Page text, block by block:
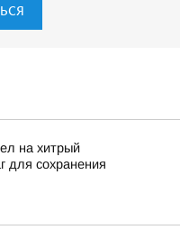
на хитрый
для сохранения